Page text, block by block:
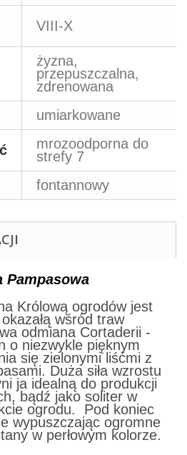
VIII-X
żyzna,
przepuszczalna,
zdrenowana
umiarkowane
mrozoodporna do
strefy 7
fontannowy
Pampasowa
Królową ogrodów jest
wśród traw
odmiana Cortaderii -
o niezwykle pięknym
się zielonymi liśćmi z
Duża siła wzrostu
ja idealną do produkcji
bądź jako soliter w
ogrodu. Pod koniec
wypuszczając ogromne
w perłowym kolorze.